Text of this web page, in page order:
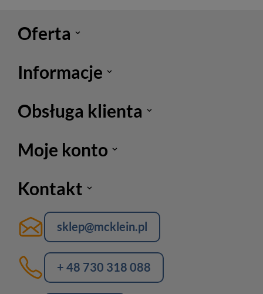
Oferta
Informacje
Obsługa klienta
Moje konto
Kontakt
sklep@mcklein.pl
+ 48 730 318 088